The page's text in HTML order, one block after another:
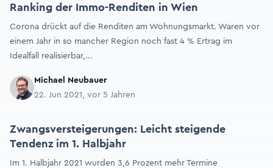
Ranking der Immo-Renditen in Wien
Corona drückt auf die Renditen am Wohnungsmarkt. Waren vor
einem Jahr in so mancher Region noch fast 4 % Ertrag im
Idealfall realisierbar,...
Michael Neubauer
22. Jun 2021, vor 5 Jahren
Zwangsversteigerungen: Leicht steigende
Tendenz im 1. Halbjahr
Im 1. Halbjahr 2021 wurden 3,6 Prozent mehr Termine